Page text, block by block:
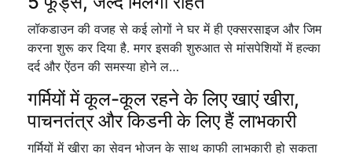
लॉकडाउन की वजह से कई लोगों ने घर में ही एक्सरसाइज और जिम
करना शुरू कर दिया है. मगर इसकी शुरुआत से मांसपेशियों में हल्का
दर्द और ऐंठन की समस्या होने ल…
गर्मियों में कूल-कूल रहने के लिए खाएं खीरा,
पाचनतंत्र और किडनी के लिए हैं लाभकारी
गर्मियों में खीरा का सेवन भोजन के साथ काफी लाभकारी हो सकता